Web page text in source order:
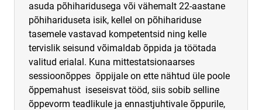
asuda põhiharidusega või vähemalt 22-aastane
põhihariduseta isik, kellel on põhihariduse
tasemele vastavad kompetentsid ning kelle
tervislik seisund võimaldab õppida ja töötada
valitud erialal. Kuna mittestatsionaarses
sessioonõppes õppijale on ette nähtud üle poole
õppemahust iseseisvat tööd, siis sobib selline
õppevorm teadlikule ja ennastjuhtivale õppurile,